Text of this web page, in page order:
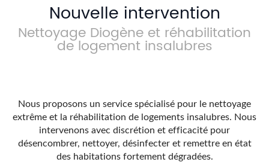
Nouvelle intervention
Nettoyage Diogène et réhabilitation
de logement insalubres
Nous proposons un service spécialisé pour le nettoyage
extrême et la réhabilitation de logements insalubres. Nous
intervenons avec discrétion et efficacité pour
désencombrer, nettoyer, désinfecter et remettre en état
des habitations fortement dégradées.